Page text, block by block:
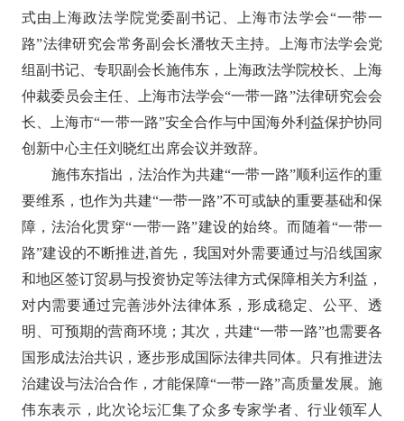
式由上海政法学院党委副书记、上海市法学会“一带一
路”法律研究会常务副会长潘牧天主持。上海市法学会党
组副书记、专职副会长施伟东，上海政法学院校长、上海
仲裁委员会主任、上海市法学会“一带一路”法律研究会会
长、上海市“一带一路”安全合作与中国海外利益保护协同
创新中心主任刘晓红出席会议并致辞。
施伟东指出，法治作为共建“一带一路”顺利运作的重
要维系，也作为共建“一带一路”不可或缺的重要基础和保
障， 法治化贯穿“一带一路”建设的始终。而随着“一带一
路”建设的不断推进,首先， 我国对外需要通过与沿线国家
和地区签订贸易与投资协定等法律方式保障相关方利益，
对内需要通过完善涉外法律体系，形成稳定、公平、透
明、可预期的营商环境； 其次，共建“一带一路”也需要各
国形成法治共识，逐步形成国际法律共同体。
只有推进法
治建设与法治合作，才能保障“一带一路”高质量发展。施
伟东表示，此次论坛汇集了众多专家学者、行业领军人